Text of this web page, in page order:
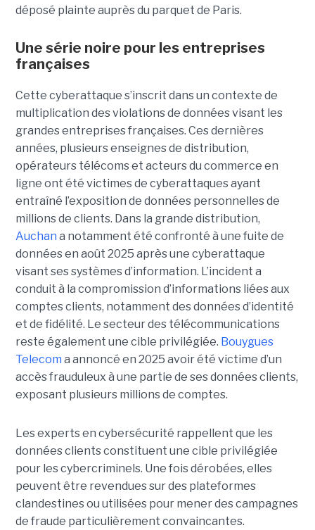
déposé plainte auprès du parquet de Paris.
Une série noire pour les entreprises
françaises
Cette cyberattaque s’inscrit dans un contexte de
multiplication des violations de données visant les
grandes entreprises françaises. Ces dernières
années, plusieurs enseignes de distribution,
opérateurs télécoms et acteurs du commerce en
ligne ont été victimes de cyberattaques ayant
entraîné l’exposition de données personnelles de
millions de clients. Dans la grande distribution,
Auchan a notamment été confronté à une fuite de
données en août 2025 après une cyberattaque
visant ses systèmes d’information. L’incident a
conduit à la compromission d’informations liées aux
comptes clients, notamment des données d’identité
et de fidélité. Le secteur des télécommunications
reste également une cible privilégiée. Bouygues
Telecom a annoncé en 2025 avoir été victime d’un
accès frauduleux à une partie de ses données clients,
exposant plusieurs millions de comptes.
Les experts en cybersécurité rappellent que les
données clients constituent une cible privilégiée
pour les cybercriminels. Une fois dérobées, elles
peuvent être revendues sur des plateformes
clandestines ou utilisées pour mener des campagnes
de fraude particulièrement convaincantes.